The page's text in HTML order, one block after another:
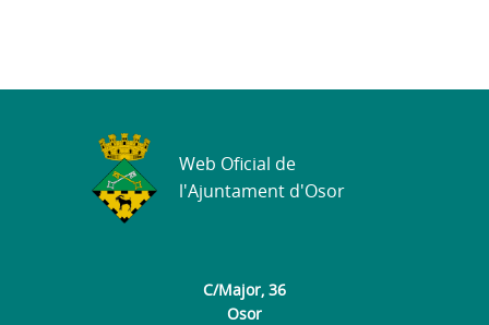
C/Major, 36
Osor
Web Oficial de
l'Ajuntament d'Osor